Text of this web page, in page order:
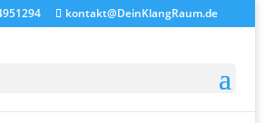
kontakt@DeinKlangRaum.de